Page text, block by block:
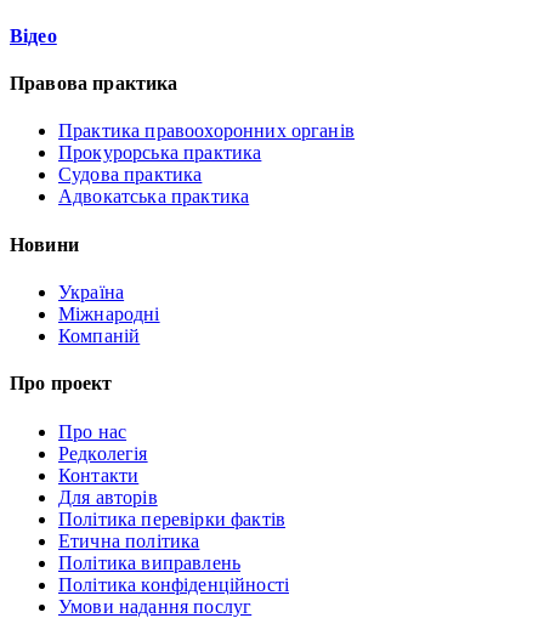
Відео
Правова практика
Практика правоохоронних органів
Прокурорська практика
Судова практика
Адвокатська практика
Новини
Україна
Міжнародні
Компаній
Про проект
Про нас
Редколегія
Контакти
Для авторів
Політика перевірки фактів
Етична політика
Політика виправлень
Політика конфіденційності
Умови надання послуг